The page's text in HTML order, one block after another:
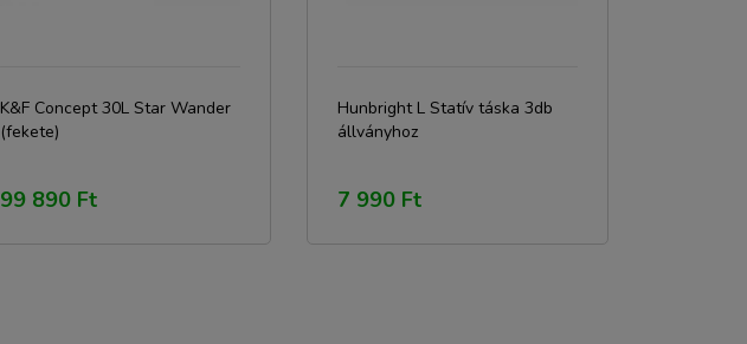
K&F Concept 30L Star Wander
(fekete)
99 890 Ft
Hunbright L Statív táska 3db
állványhoz
7 990 Ft